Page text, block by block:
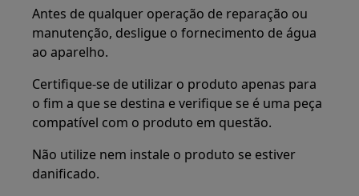
Antes de qualquer operação de reparação ou
manutenção, desligue o fornecimento de água
ao aparelho.
Certifique-se de utilizar o produto apenas para
o fim a que se destina e verifique se é uma peça
compatível com o produto em questão.
Não utilize nem instale o produto se estiver
danificado.